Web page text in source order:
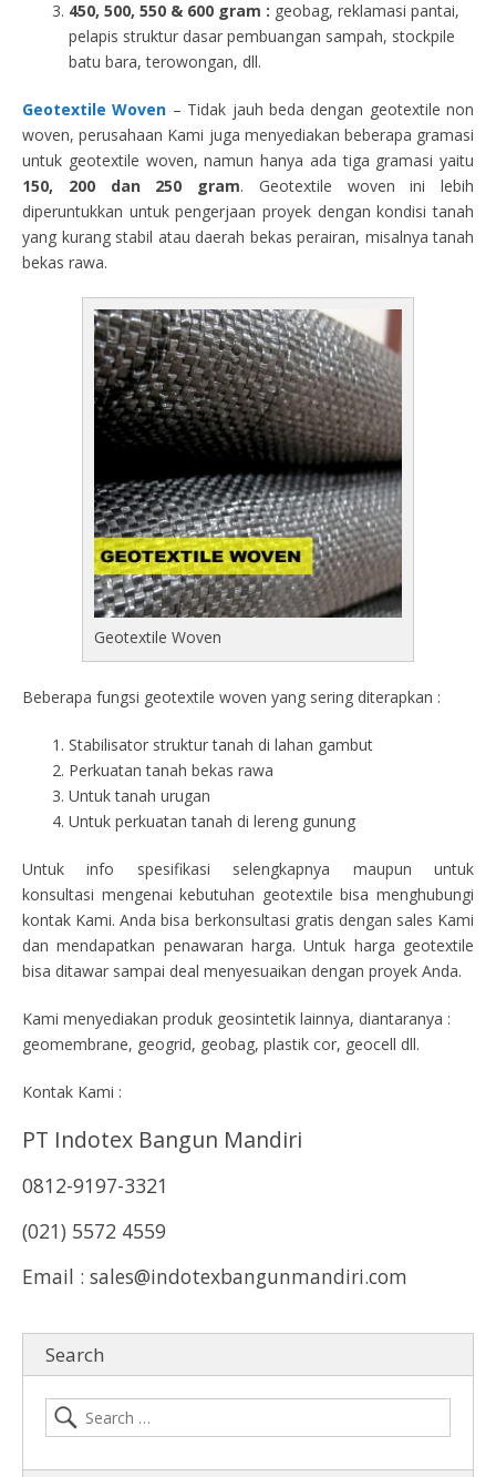
450, 500, 550 & 600 gram : geobag, reklamasi pantai,
pelapis struktur dasar pembuangan sampah, stockpile
batu bara, terowongan, dll.
Geotextile Woven – Tidak jauh beda dengan geotextile non
woven, perusahaan Kami juga menyediakan beberapa gramasi
untuk geotextile woven, namun hanya ada tiga gramasi yaitu
150, 200 dan 250 gram. Geotextile woven ini lebih
diperuntukkan untuk pengerjaan proyek dengan kondisi tanah
yang kurang stabil atau daerah bekas perairan, misalnya tanah
bekas rawa.
Geotextile Woven
Beberapa fungsi geotextile woven yang sering diterapkan :
Stabilisator struktur tanah di lahan gambut
Perkuatan tanah bekas rawa
Untuk tanah urugan
Untuk perkuatan tanah di lereng gunung
Untuk info spesifikasi selengkapnya maupun untuk
konsultasi mengenai kebutuhan geotextile bisa menghubungi
kontak Kami. Anda bisa berkonsultasi gratis dengan sales Kami
dan mendapatkan penawaran harga. Untuk harga geotextile
bisa ditawar sampai deal menyesuaikan dengan proyek Anda.
Kami menyediakan produk geosintetik lainnya, diantaranya :
geomembrane, geogrid, geobag, plastik cor, geocell dll.
Kontak Kami :
PT Indotex Bangun Mandiri
0812-9197-3321
(021) 5572 4559
Email : sales@indotexbangunmandiri.com
Search